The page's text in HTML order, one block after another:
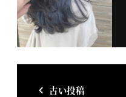
古い投稿